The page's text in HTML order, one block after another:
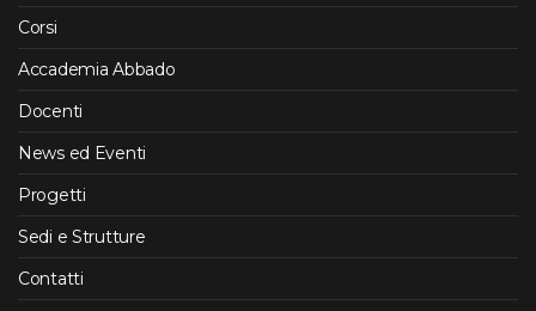
Corsi
Accademia Abbado
Docenti
News ed Eventi
Progetti
Sedi e Strutture
Contatti